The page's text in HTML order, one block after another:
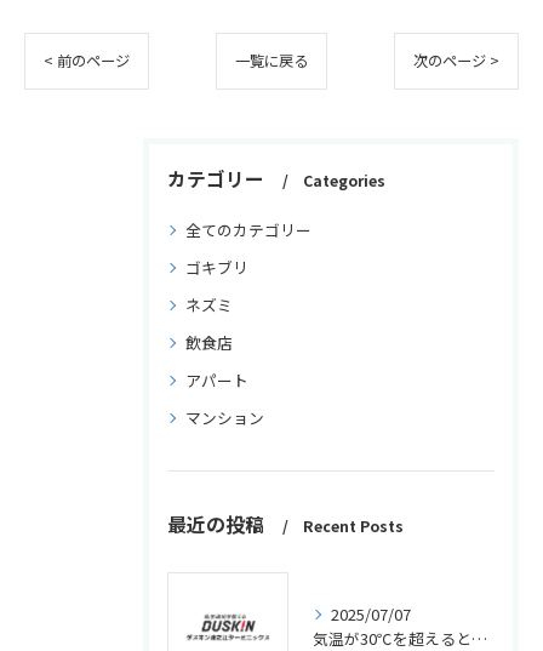
< 前のページ 一覧に戻る 次のページ >
カテゴリー Categories
全てのカテゴリー
ゴキブリ
ネズミ
飲食店
アパート
マンション
最近の投稿 Recent Posts
2025/07/07
気温が30℃を超えるとゴキブリはどうする？